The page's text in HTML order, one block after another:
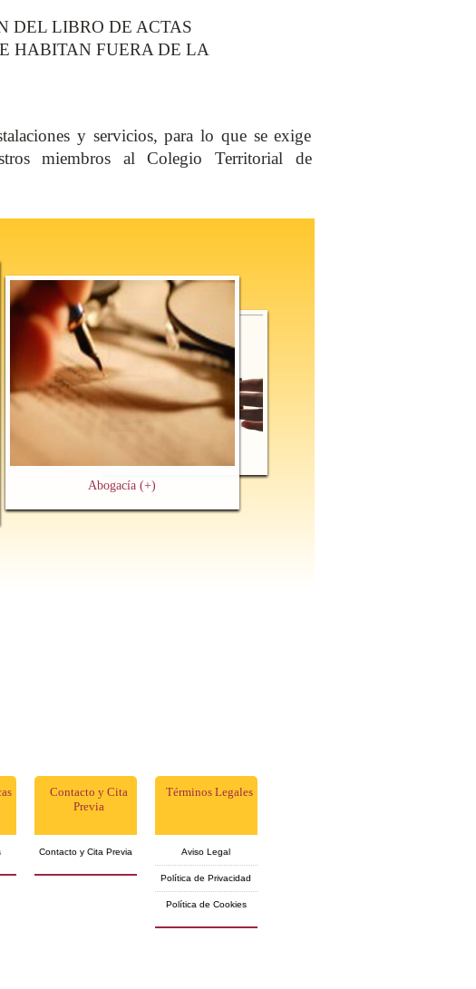
DEL LIBRO DE ACTAS
HABITAN FUERA DE LA
y servicios, para lo que se exige
miembros al Colegio Territorial de
Abogacía(+)
Contacto y Cita
Previa
Contacto y Cita Previa
Términos Legales
Aviso Legal
Política de Privacidad
Política de Cookies